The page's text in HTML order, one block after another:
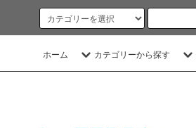
ホーム カテゴリーから探す